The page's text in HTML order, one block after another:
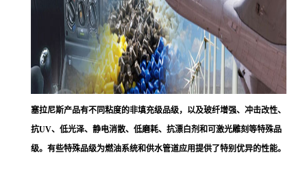
塞拉尼斯产品有不同粘度的非填充级品级，以及玻纤增强、冲击改性、
抗UV、低光泽、静电消散、低磨耗、抗漂白剂和可激光雕刻等特殊品
级。有些特殊品级为燃油系统和供水管道应用提供了特别优异的性能。